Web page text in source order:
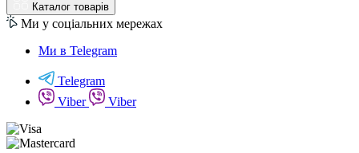
Каталог товарів
Ми у соціальних мережах
Ми в Telegram
Telegram
Viber
Viber